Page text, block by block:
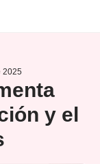
2025
y el